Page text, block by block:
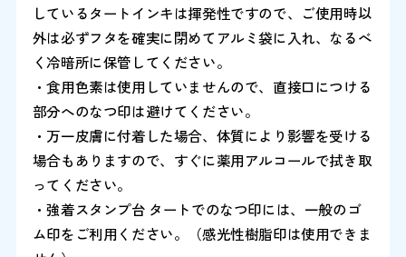
しているタートインキは揮発性ですので、ご使用時以
外は必ずフタを確実に閉めてアルミ袋に入れ、なるべ
く冷暗所に保管してください。
・食用色素は使用していませんので、直接口につける
部分へのなつ印は避けてください。
・万一皮膚に付着した場合、体質により影響を受ける
場合もありますので、すぐに薬用アルコールで拭き取
ってください。
・強着スタンプ台 タートでのなつ印には、一般のゴ
ム印をご利用ください。（感光性樹脂印は使用できま